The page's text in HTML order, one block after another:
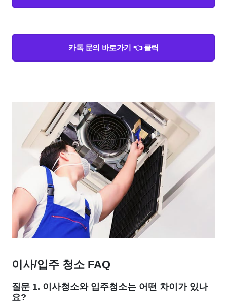
카톡 문의 바로가기 👈 클릭
이사/입주 청소 FAQ
질문 1. 이사청소와 입주청소는 어떤 차이가 있나
요?